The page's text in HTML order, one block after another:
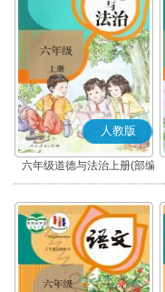
人教版
六年级道德与法治上册(部编
版)